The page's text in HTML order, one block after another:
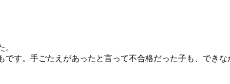
す。手ごたえがあったと言って不合格だった子も、でき